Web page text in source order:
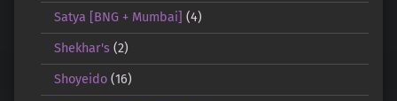
Satya [BNG + Mumbai] (4)
Shekhar's(2)
Shoyeido(16)